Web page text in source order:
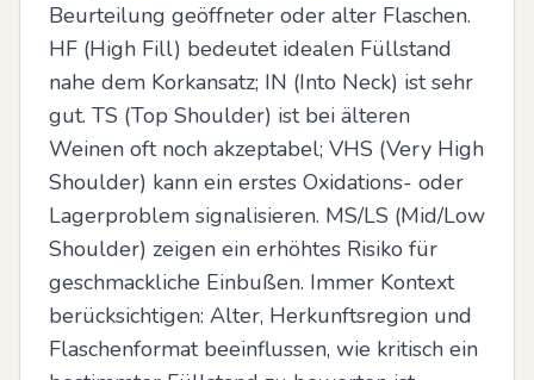
Beurteilung geöffneter oder alter Flaschen.
HF (High Fill) bedeutet idealen Füllstand
nahe dem Korkansatz; IN (Into Neck) ist sehr
gut. TS (Top Shoulder) ist bei älteren
Weinen oft noch akzeptabel; VHS (Very High
Shoulder) kann ein erstes Oxidations- oder
Lagerproblem signalisieren. MS/LS (Mid/Low
Shoulder) zeigen ein erhöhtes Risiko für
geschmackliche Einbußen. Immer Kontext
berücksichtigen: Alter, Herkunftsregion und
Flaschenformat beeinflussen, wie kritisch ein